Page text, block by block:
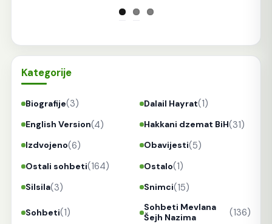
Kategorije
Biografije(3) Dalail Hayrat(1)
English Version(4) Hakkani dzemat BiH(31)
Izdvojeno(6) Obavijesti(5)
Ostali sohbeti(164) Ostalo(1)
Silsila(3) Snimci(15)
Sohbeti(1)
Sohbeti Mevlana
Šejh Nazima
(136)